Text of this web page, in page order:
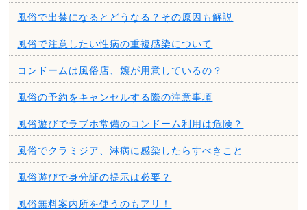
風俗で出禁になるとどうなる？その原因も解説
風俗で注意したい性病の重複感染について
コンドームは風俗店、嬢が用意しているの？
風俗の予約をキャンセルする際の注意事項
風俗遊びでラブホ常備のコンドーム利用は危険？
風俗でクラミジア、淋病に感染したらすべきこと
風俗遊びで身分証の提示は必要？
風俗無料案内所を使うのもアリ！